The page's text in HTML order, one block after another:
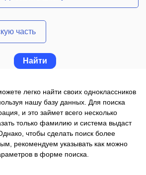
часть
легко найти своих одноклассников
нашу базу данных. Для поиска
и это займет всего несколько
только фамилию и система выдаст
чтобы сделать поиск более
рекомендуем указывать как можно
в форме поиска.